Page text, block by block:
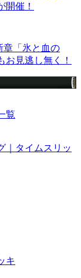
開催！
章「氷と血の
見逃し無く！
覧
｜タイムスリッ
キ